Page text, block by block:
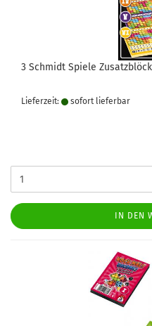
3 Schmidt Spiele
Lieferzeit: sofort lie­fer­bar
IN DEN